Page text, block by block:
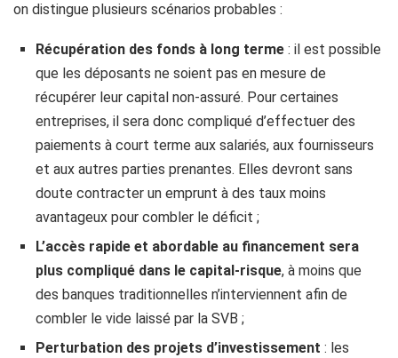
on distingue plusieurs scénarios probables :
Récupération des fonds à long terme : il est possible
que les déposants ne soient pas en mesure de
récupérer leur capital non-assuré. Pour certaines
entreprises, il sera donc compliqué d’effectuer des
paiements à court terme aux salariés, aux fournisseurs
et aux autres parties prenantes. Elles devront sans
doute contracter un emprunt à des taux moins
avantageux pour combler le déficit ;
L’accès rapide et abordable au financement sera
plus compliqué dans le capital-risque, à moins que
des banques traditionnelles n’interviennent afin de
combler le vide laissé par la SVB ;
Perturbation des projets d’investissement : les